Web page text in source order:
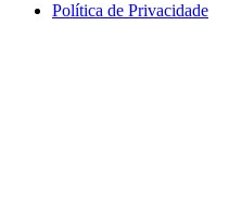
Política de Privacidade